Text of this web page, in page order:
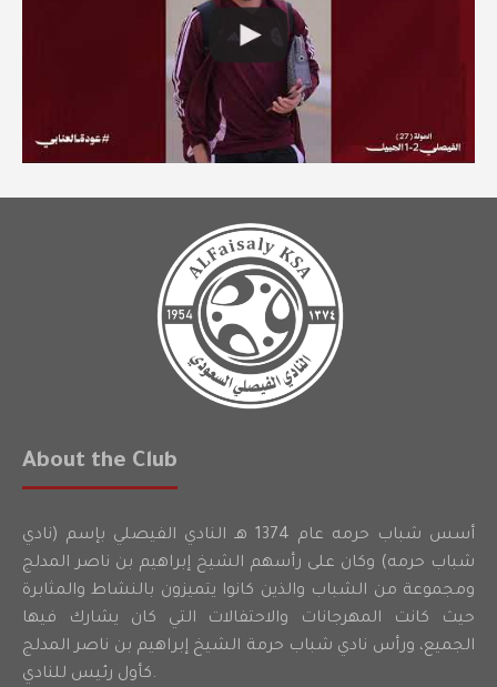
About the Club
أسس شباب حرمه عام 1374 هـ النادي الفيصلي بإسم (نادي
شباب حرمه) وكان على رأسهم الشيخ إبراهيم بن ناصر المدلج
ومجموعة من الشباب والذين كانوا يتميزون بالنشاط والمثابرة
حيث كانت المهرجانات والاحتفالات التي كان يشارك فيها
الجميع، ورأس نادي شباب حرمة الشيخ إبراهيم بن ناصر المدلج
كأول رئيس للنادي.